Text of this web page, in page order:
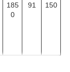
185
0
91 150